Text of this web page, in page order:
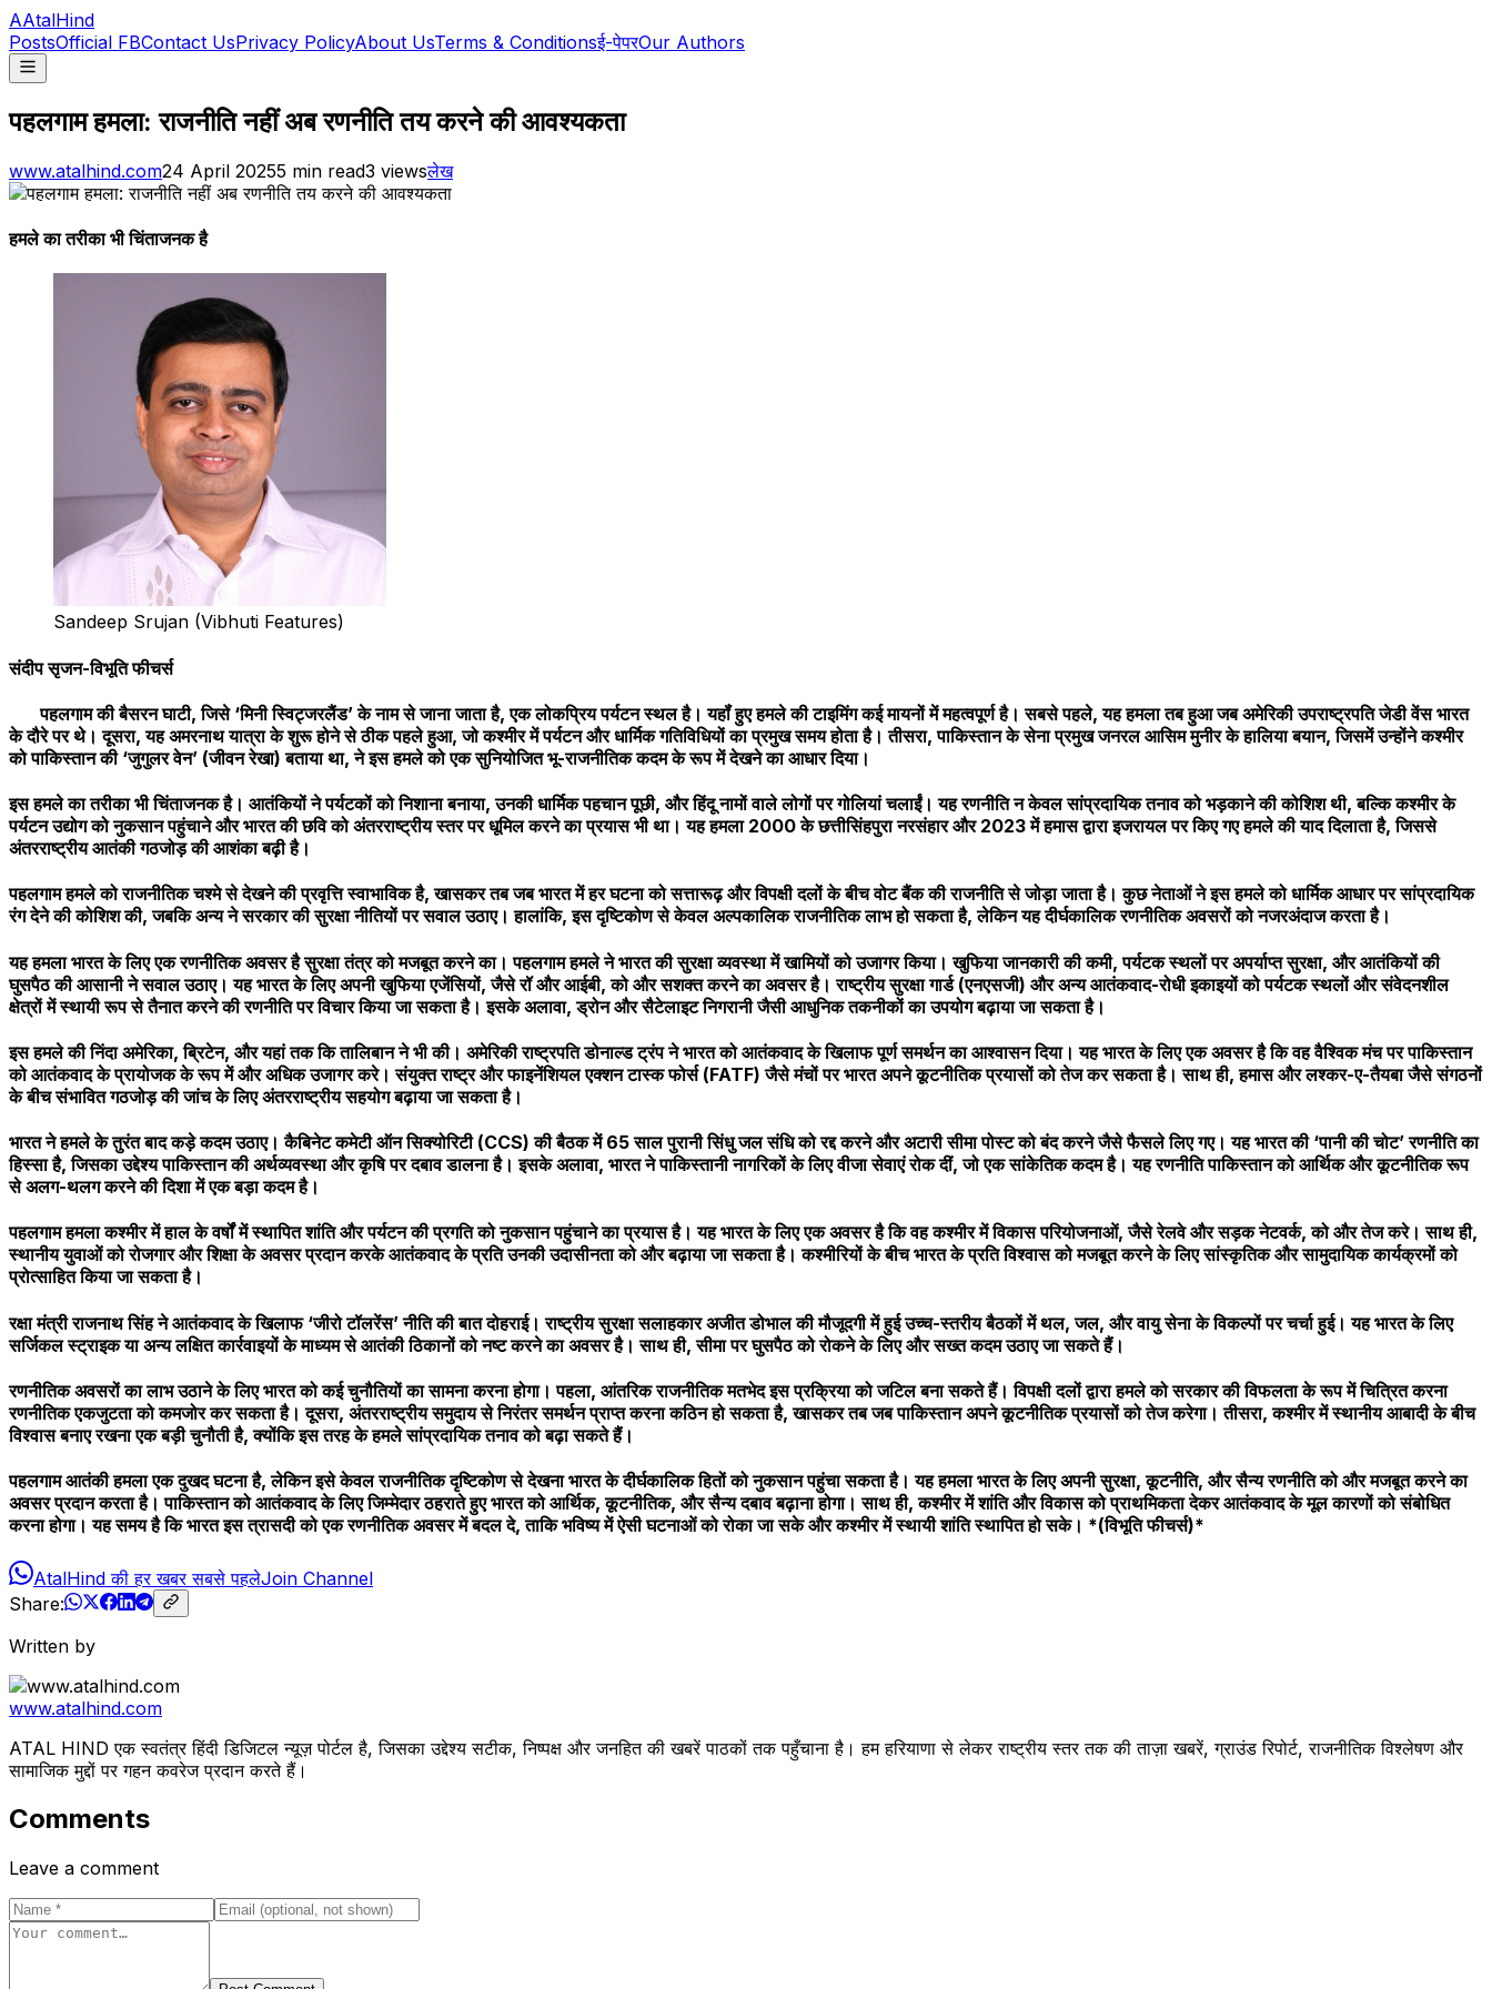
AAtalHind
PostsOfficial FBContact UsPrivacy PolicyAbout UsTerms & Conditionsई-पेपरOur Authors
पहलगाम हमला: राजनीति नहीं अब रणनीति तय करने की आवश्यकता
www.atalhind.com24 April 20255 min read3 viewsलेख
हमले का तरीका भी चिंताजनक है
Sandeep Srujan (Vibhuti Features)
संदीप सृजन-विभूति फीचर्स
पहलगाम की बैसरन घाटी, जिसे ‘मिनी स्विट्जरलैंड’ के नाम से जाना जाता है, एक लोकप्रिय पर्यटन स्थल है। यहॉं हुए हमले की टाइमिंग कई मायनों में महत्वपूर्ण है। सबसे पहले, यह हमला तब हुआ जब अमेरिकी उपराष्ट्रपति जेडी वेंस भारत
के दौरे पर थे। दूसरा, यह अमरनाथ यात्रा के शुरू होने से ठीक पहले हुआ, जो कश्मीर में पर्यटन और धार्मिक गतिविधियों का प्रमुख समय होता है। तीसरा, पाकिस्तान के सेना प्रमुख जनरल आसिम मुनीर के हालिया बयान, जिसमें उन्होंने कश्मीर
को पाकिस्तान की ‘जुगुलर वेन’ (जीवन रेखा) बताया था, ने इस हमले को एक सुनियोजित भू-राजनीतिक कदम के रूप में देखने का आधार दिया।
इस हमले का तरीका भी चिंताजनक है। आतंकियों ने पर्यटकों को निशाना बनाया, उनकी धार्मिक पहचान पूछी, और हिंदू नामों वाले लोगों पर गोलियां चलाईं। यह रणनीति न केवल सांप्रदायिक तनाव को भड़काने की कोशिश थी, बल्कि कश्मीर के
पर्यटन उद्योग को नुकसान पहुंचाने और भारत की छवि को अंतरराष्ट्रीय स्तर पर धूमिल करने का प्रयास भी था। यह हमला 2000 के छत्तीसिंहपुरा नरसंहार और 2023 में हमास द्वारा इजरायल पर किए गए हमले की याद दिलाता है, जिससे
अंतरराष्ट्रीय आतंकी गठजोड़ की आशंका बढ़ी है।
पहलगाम हमले को राजनीतिक चश्मे से देखने की प्रवृत्ति स्वाभाविक है, खासकर तब जब भारत में हर घटना को सत्तारूढ़ और विपक्षी दलों के बीच वोट बैंक की राजनीति से जोड़ा जाता है। कुछ नेताओं ने इस हमले को धार्मिक आधार पर सांप्रदायिक
रंग देने की कोशिश की, जबकि अन्य ने सरकार की सुरक्षा नीतियों पर सवाल उठाए। हालांकि, इस दृष्टिकोण से केवल अल्पकालिक राजनीतिक लाभ हो सकता है, लेकिन यह दीर्घकालिक रणनीतिक अवसरों को नजरअंदाज करता है।
यह हमला भारत के लिए एक रणनीतिक अवसर है सुरक्षा तंत्र को मजबूत करने का। पहलगाम हमले ने भारत की सुरक्षा व्यवस्था में खामियों को उजागर किया। खुफिया जानकारी की कमी, पर्यटक स्थलों पर अपर्याप्त सुरक्षा, और आतंकियों की
घुसपैठ की आसानी ने सवाल उठाए। यह भारत के लिए अपनी खुफिया एजेंसियों, जैसे रॉ और आईबी, को और सशक्त करने का अवसर है। राष्ट्रीय सुरक्षा गार्ड (एनएसजी) और अन्य आतंकवाद-रोधी इकाइयों को पर्यटक स्थलों और संवेदनशील
क्षेत्रों में स्थायी रूप से तैनात करने की रणनीति पर विचार किया जा सकता है। इसके अलावा, ड्रोन और सैटेलाइट निगरानी जैसी आधुनिक तकनीकों का उपयोग बढ़ाया जा सकता है।
इस हमले की निंदा अमेरिका, ब्रिटेन, और यहां तक कि तालिबान ने भी की। अमेरिकी राष्ट्रपति डोनाल्ड ट्रंप ने भारत को आतंकवाद के खिलाफ पूर्ण समर्थन का आश्वासन दिया। यह भारत के लिए एक अवसर है कि वह वैश्विक मंच पर पाकिस्तान
को आतंकवाद के प्रायोजक के रूप में और अधिक उजागर करे। संयुक्त राष्ट्र और फाइनेंशियल एक्शन टास्क फोर्स (FATF) जैसे मंचों पर भारत अपने कूटनीतिक प्रयासों को तेज कर सकता है। साथ ही, हमास और लश्कर-ए-तैयबा जैसे संगठनों
के बीच संभावित गठजोड़ की जांच के लिए अंतरराष्ट्रीय सहयोग बढ़ाया जा सकता है।
भारत ने हमले के तुरंत बाद कड़े कदम उठाए। कैबिनेट कमेटी ऑन सिक्योरिटी (CCS) की बैठक में 65 साल पुरानी सिंधु जल संधि को रद्द करने और अटारी सीमा पोस्ट को बंद करने जैसे फैसले लिए गए। यह भारत की ‘पानी की चोट’ रणनीति का
हिस्सा है, जिसका उद्देश्य पाकिस्तान की अर्थव्यवस्था और कृषि पर दबाव डालना है। इसके अलावा, भारत ने पाकिस्तानी नागरिकों के लिए वीजा सेवाएं रोक दीं, जो एक सांकेतिक कदम है। यह रणनीति पाकिस्तान को आर्थिक और कूटनीतिक रूप
से अलग-थलग करने की दिशा में एक बड़ा कदम है।
पहलगाम हमला कश्मीर में हाल के वर्षों में स्थापित शांति और पर्यटन की प्रगति को नुकसान पहुंचाने का प्रयास है। यह भारत के लिए एक अवसर है कि वह कश्मीर में विकास परियोजनाओं, जैसे रेलवे और सड़क नेटवर्क, को और तेज करे। साथ ही,
स्थानीय युवाओं को रोजगार और शिक्षा के अवसर प्रदान करके आतंकवाद के प्रति उनकी उदासीनता को और बढ़ाया जा सकता है। कश्मीरियों के बीच भारत के प्रति विश्वास को मजबूत करने के लिए सांस्कृतिक और सामुदायिक कार्यक्रमों को
प्रोत्साहित किया जा सकता है।
रक्षा मंत्री राजनाथ सिंह ने आतंकवाद के खिलाफ ‘जीरो टॉलरेंस’ नीति की बात दोहराई। राष्ट्रीय सुरक्षा सलाहकार अजीत डोभाल की मौजूदगी में हुई उच्च-स्तरीय बैठकों में थल, जल, और वायु सेना के विकल्पों पर चर्चा हुई। यह भारत के लिए
सर्जिकल स्ट्राइक या अन्य लक्षित कार्रवाइयों के माध्यम से आतंकी ठिकानों को नष्ट करने का अवसर है। साथ ही, सीमा पर घुसपैठ को रोकने के लिए और सख्त कदम उठाए जा सकते हैं।
रणनीतिक अवसरों का लाभ उठाने के लिए भारत को कई चुनौतियों का सामना करना होगा। पहला, आंतरिक राजनीतिक मतभेद इस प्रक्रिया को जटिल बना सकते हैं। विपक्षी दलों द्वारा हमले को सरकार की विफलता के रूप में चित्रित करना
रणनीतिक एकजुटता को कमजोर कर सकता है। दूसरा, अंतरराष्ट्रीय समुदाय से निरंतर समर्थन प्राप्त करना कठिन हो सकता है, खासकर तब जब पाकिस्तान अपने कूटनीतिक प्रयासों को तेज करेगा। तीसरा, कश्मीर में स्थानीय आबादी के बीच
विश्वास बनाए रखना एक बड़ी चुनौती है, क्योंकि इस तरह के हमले सांप्रदायिक तनाव को बढ़ा सकते हैं।
पहलगाम आतंकी हमला एक दुखद घटना है, लेकिन इसे केवल राजनीतिक दृष्टिकोण से देखना भारत के दीर्घकालिक हितों को नुकसान पहुंचा सकता है। यह हमला भारत के लिए अपनी सुरक्षा, कूटनीति, और सैन्य रणनीति को और मजबूत करने का
अवसर प्रदान करता है। पाकिस्तान को आतंकवाद के लिए जिम्मेदार ठहराते हुए भारत को आर्थिक, कूटनीतिक, और सैन्य दबाव बढ़ाना होगा। साथ ही, कश्मीर में शांति और विकास को प्राथमिकता देकर आतंकवाद के मूल कारणों को संबोधित
करना होगा। यह समय है कि भारत इस त्रासदी को एक रणनीतिक अवसर में बदल दे, ताकि भविष्य में ऐसी घटनाओं को रोका जा सके और कश्मीर में स्थायी शांति स्थापित हो सके। *(विभूति फीचर्स)*
AtalHind की हर खबर सबसे पहलेJoin Channel
Share:
Written by
www.atalhind.com
ATAL HIND एक स्वतंत्र हिंदी डिजिटल न्यूज़ पोर्टल है, जिसका उद्देश्य सटीक, निष्पक्ष और जनहित की खबरें पाठकों तक पहुँचाना है। हम हरियाणा से लेकर राष्ट्रीय स्तर तक की ताज़ा खबरें, ग्राउंड रिपोर्ट, राजनीतिक विश्लेषण और
सामाजिक मुद्दों पर गहन कवरेज प्रदान करते हैं।
Comments
Leave a comment